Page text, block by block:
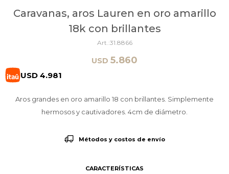
Caravanas, aros Lauren en oro amarillo
18k con brillantes
31.8866
USD 5.860
USD 4.981
Aros grandes en oro amarillo 18 con brillantes. Simplemente
hermosos y cautivadores. 4cm de diámetro.
Métodos y costos de envío
CARACTERÍSTICAS